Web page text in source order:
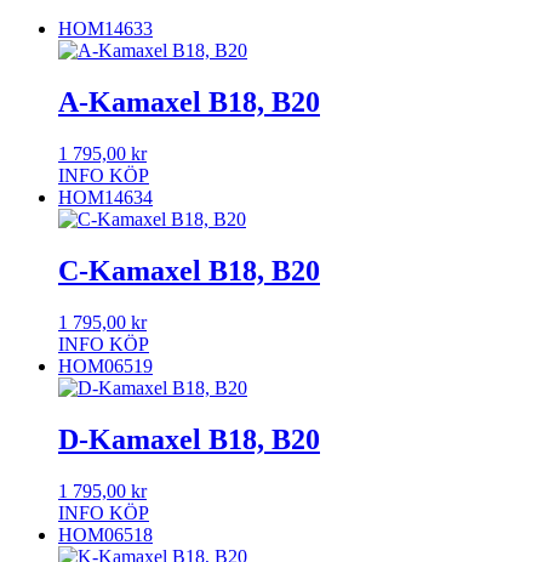
HOM14633
A-Kamaxel B18, B20
1 795,00 kr
INFO KÖP
HOM14634
C-Kamaxel B18, B20
1 795,00 kr
INFO KÖP
HOM06519
D-Kamaxel B18, B20
1 795,00 kr
INFO KÖP
HOM06518